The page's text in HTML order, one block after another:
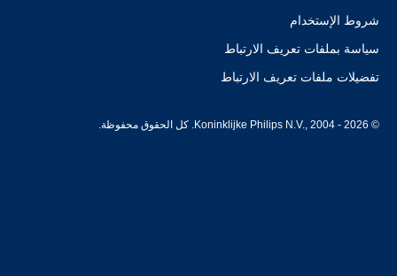
شروط الإستخدام
سياسة بملفات تعريف الارتباط
تفضيلات ملفات تعريف الارتباط
© Koninklijke Philips N.V., 2004 - 2026. كل الحقوق محفوظة.